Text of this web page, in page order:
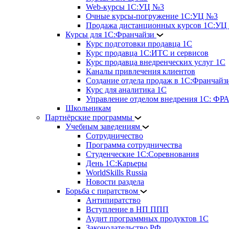
Web-курсы 1С:УЦ №3
Очные курсы-погружение 1С:УЦ №3
Продажа дистанционных курсов
Курсы для 1С:Франчайзи
Курс подготовки продавца 1С
Курс продавца 1С:ИТС и сервисов
Курс продавца внедренческих услуг 1С
Каналы привлечения клиентов
Создание отдела продаж в
Курс для аналитика 1С
Управление отделом внедрения 1С:
Школьникам
Партнёрские программы
Учебным заведениям
Сотрудничество
Программа сотрудничества
Студенческие 1С:Соревнования
День 1С:Карьеры
WorldSkills Russia
Новости раздела
Борьба с пиратством
Антипиратство
Вступление в НП ППП
Аудит программных продуктов 1С